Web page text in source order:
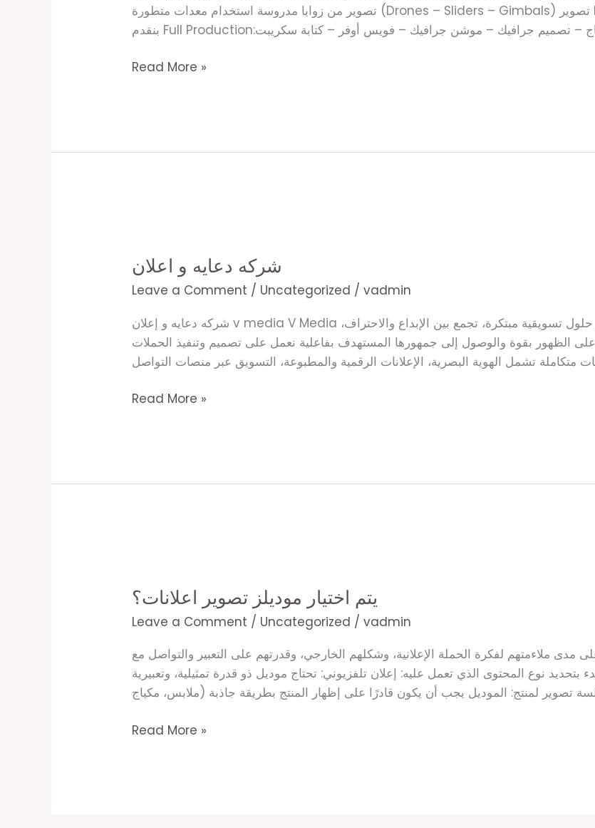
تصوير من زوايا مدروسة استخدام معدات متطورة (Drones – Sliders – Gimbals) تصوير High Frame Rate تصوير بجودة HDR إحنا
و
الدعايه
الإعلان
Read More »
شركه دعايه و اعلان
Leave a Comment / Uncategorized /vadmin
شركه دعايه و إعلان v media V Media هي شركه دعايه و إعلان متخصصة في تقديم حلول تسويقية مبتكرة، تجمع بين الإبداع والاحتراف،
على الظهور بقوة والوصول إلى جمهورها المستهدف بفاعلية نعمل على تصميم وتنفيذ الحملات
و
اعلان
Read More »
يتم اختيار موديلز تصوير اعلانات؟
Leave a Comment / Uncategorized /vadmin
مدى ملاءمتهم لفكرة الحملة الإعلانية، وشكلهم الخارجي، وقدرتهم على التعبير والتواصل مع
نوع المحتوى الذي تعمل عليه: إعلان تلفزيوني: تحتاج موديل ذو قدرة تمثيلية، وتعبيرية
موديلز
تصوير
Read More »